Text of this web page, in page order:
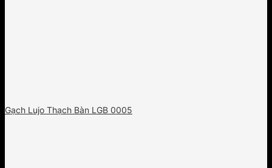
Gạch Lujo Thạch Bàn LGB 0005